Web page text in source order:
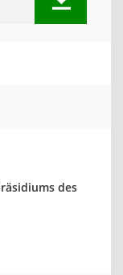
des